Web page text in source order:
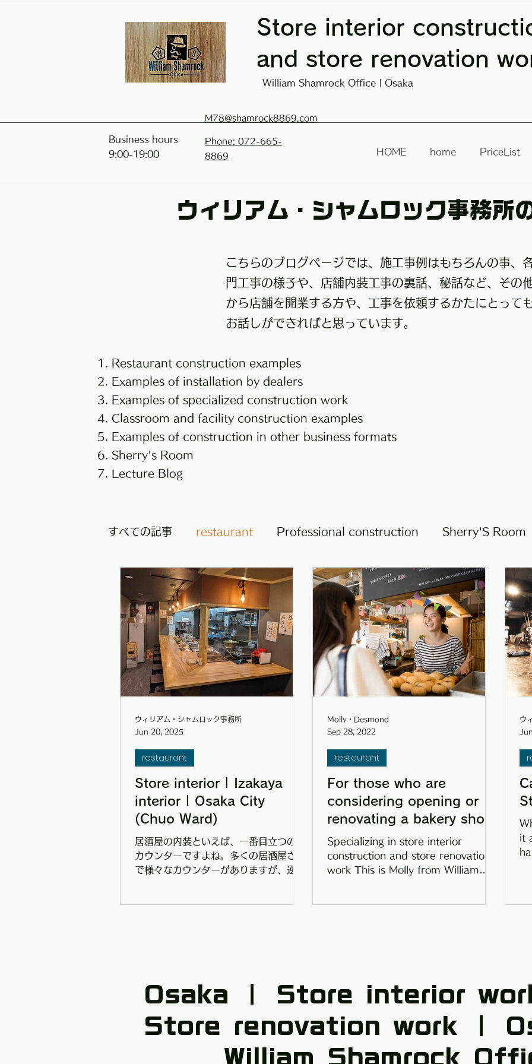
Store interior
and store renovation
William Shamrock Office | Osaka
Business hours
9:00-19:00
HOME home PriceList
Phone: 072-665-
8869
M78@shamrock8869.com
ウィリアム・シャムロック事務
こちらのブログページでは、施工事例はもちろんの事、
門工事の様子や、店舗内装工事の裏話、秘話など、その
から店舗を開業する方や、工事を依頼するかたにとって
お話しができればと思っています。
Restaurant construction examples
Examples of installation by dealers
Examples of specialized construction work
Classroom and facility construction examples
Examples of construction in other business formats
Sherry's Room
Lecture Blog
すべての記事 restaurant Professional construction Sherry'S Room
Classrooms / facilities Roadside store Other businesses
Construction example information
Store interior | Izakaya
interior | Osaka City
(Chuo Ward)
居酒屋の内装といえば、一番目立つのが
カウンターですよね。多くの居酒屋さん
で様々なカウンターがありますが、逆に
と照らし合わせながら、カウンターの製
作を考えていくようにしています。今回
材」を選び、表面をコーティングしてよ
を製作いたしました。
restaurant
ウィリアム・シャムロック事務所
Jun 20, 2025
For those who are
considering opening or
renovating a bakery shop
Specializing in store interior
construction and store renovation
work This is Molly from William
restaurant
Molly・Desmond
Sep 28, 2022
it
ウ
​Osaka ｜ Store interior
Store renovation work ｜
William Shamrock